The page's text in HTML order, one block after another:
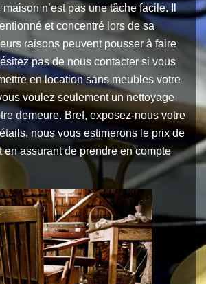
n’est pas une tâche facile. Il
et concentré lors de sa
raisons peuvent pousser à faire
pas de nous contacter si vous
en location sans meubles votre
voulez seulement un nettoyage
demeure. Bref, exposez-nous votre
nous vous estimerons le prix de
en assurant de prendre en compte